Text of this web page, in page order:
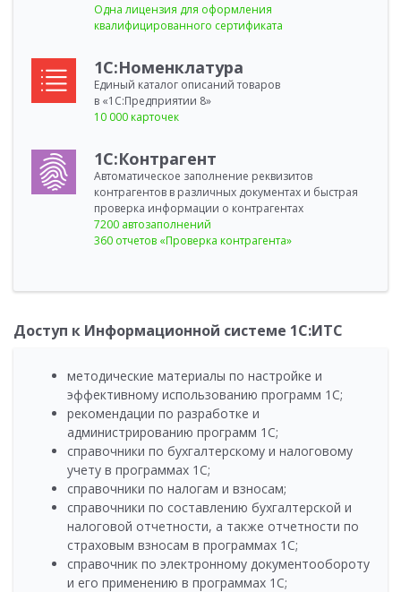
Одна лицензия для оформления
квалифицированного сертификата
1С:Номенклатура
Единый каталог описаний товаров
в «1С:Предприятии 8»
10 000 карточек
1С:Контрагент
Автоматическое заполнение реквизитов
контрагентов в различных документах и быстрая
проверка информации о контрагентах
7200 автозаполнений
360 отчетов «Проверка контрагента»
Доступ к Информационной системе 1С:ИТС
методические материалы по настройке и
эффективному использованию программ 1С;
рекомендации по разработке и
администрированию программ 1С;
справочники по бухгалтерскому и налоговому
учету в программах 1С;
справочники по налогам и взносам;
справочники по составлению бухгалтерской и
налоговой отчетности, а также отчетности по
страховым взносам в программах 1С;
справочник по электронному документообороту
и его применению в программах 1С;